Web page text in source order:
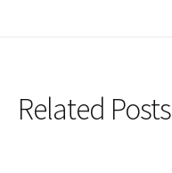
Related Posts